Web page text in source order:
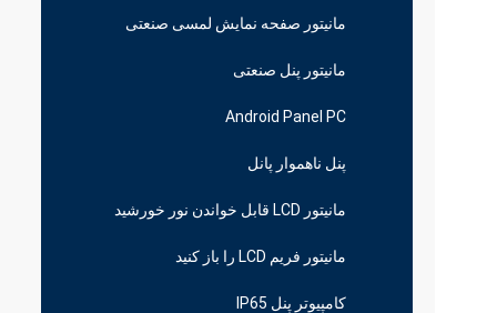
مانیتور صفحه نمایش لمسی صنعتی
مانیتور پنل صنعتی
Android Panel PC
پنل ناهموار پانل
مانیتور LCD قابل خواندن نور خورشید
مانیتور فریم LCD را باز کنید
کامپیوتر پنل IP65